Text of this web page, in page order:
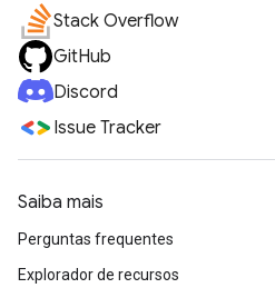
Stack Overflow
GitHub
Discord
Issue Tracker
Saiba mais
Perguntas frequentes
Explorador de recursos